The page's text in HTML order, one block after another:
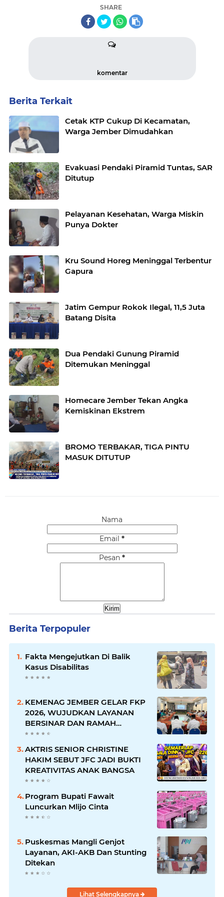
SHARE
komentar
Berita Terkait
Cetak KTP Cukup Di Kecamatan,
Warga Jember Dimudahkan
Evakuasi Pendaki Piramid Tuntas, SAR
Ditutup
Pelayanan Kesehatan, Warga Miskin
Punya Dokter
Kru Sound Horeg Meninggal Terbentur
Gapura
Jatim Gempur Rokok Ilegal, 11,5 Juta
Batang Disita
Dua Pendaki Gunung Piramid
Ditemukan Meninggal
Homecare Jember Tekan Angka
Kemiskinan Ekstrem
BROMO TERBAKAR, TIGA PINTU
MASUK DITUTUP
Nama
Email *
Pesan *
Berita Terpopuler
Fakta Mengejutkan Di Balik
Kasus Disabilitas
KEMENAG JEMBER GELAR FKP
2026, WUJUDKAN LAYANAN
BERSINAR DAN RAMAH
DISABILITAS
AKTRIS SENIOR CHRISTINE
HAKIM SEBUT JFC JADI BUKTI
KREATIVITAS ANAK BANGSA
Program Bupati Fawait
Luncurkan Mlijo Cinta
Puskesmas Mangli Genjot
Layanan, AKI-AKB Dan Stunting
Ditekan
Lihat Selengkapnya